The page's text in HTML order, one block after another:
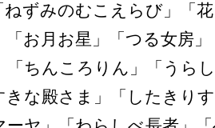
ねずみのむこえらび」「
「お月お星」「つる女房
「ちんころりん」「うら
きな殿さま」「したきり